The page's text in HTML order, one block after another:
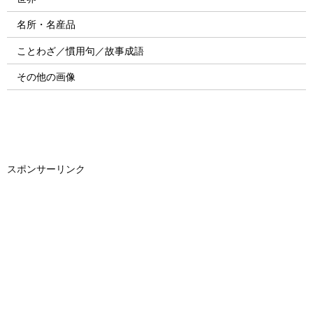
名所・名産品
ことわざ／慣用句／故事成語
その他の画像
スポンサーリンク